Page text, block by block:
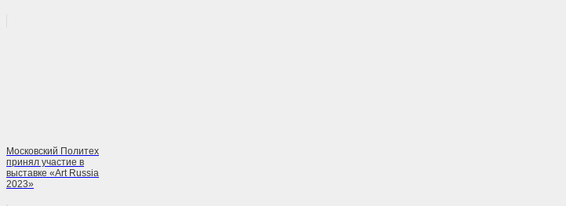
Московский Политех
принял участие в
выставке «Art Russia
2023»